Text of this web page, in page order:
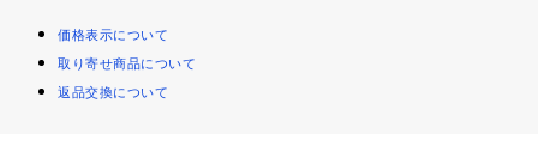
価格表示について
取り寄せ商品について
返品交換について